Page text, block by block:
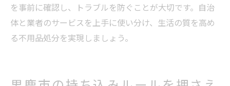
を事前に確認し、トラブルを防ぐことが大切です。自治
体と業者のサービスを上手に使い分け、生活の質を高め
る不用品処分を実現しましょう。